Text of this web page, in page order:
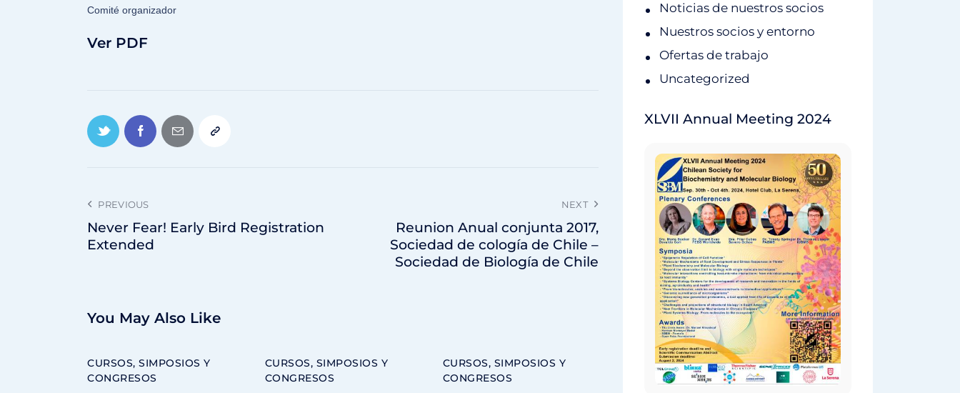
Comité organizador
Ver PDF
PREVIOUS
Never Fear! Early Bird Registration
Extended
NEXT
Reunion Anual conjunta 2017,
Sociedad de cología de Chile –
Sociedad de Biología de Chile
You May Also Like
CURSOS, SIMPOSIOS Y
CONGRESOS
CURSOS, SIMPOSIOS Y
CONGRESOS
CURSOS, SIMPOSIOS Y
CONGRESOS
Noticias de nuestros socios
Nuestros socios y entorno
Ofertas de trabajo
Uncategorized
XLVII Annual Meeting 2024